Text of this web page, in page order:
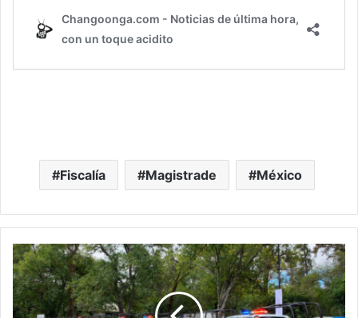
Fiscalía Magistrade México
#Michoacán
Bedolla
Entrega
Equipamiento